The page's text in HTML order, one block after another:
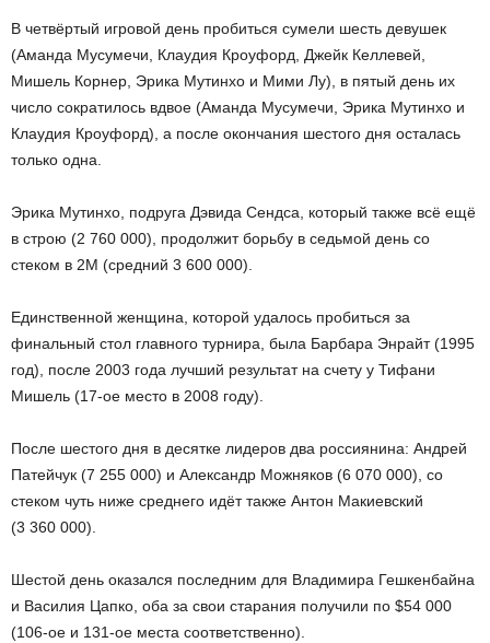
В четвёртый игровой день пробиться сумели шесть девушек
(Аманда Мусумечи, Клаудия Кроуфорд, Джейк Келлевей,
Мишель Корнер, Эрика Мутинхо и Мими Лу), в пятый день их
число сократилось вдвое (Аманда Мусумечи, Эрика Мутинхо и
Клаудия Кроуфорд), а после окончания шестого дня осталась
только одна.
Эрика Мутинхо, подруга Дэвида Сендса, который также всё ещё
в строю (2 760 000), продолжит борьбу в седьмой день со
стеком в 2М (средний 3 600 000).
Единственной женщина, которой удалось пробиться за
финальный стол главного турнира, была Барбара Энрайт (1995
год), после 2003 года лучший результат на счету у Тифани
Мишель (17-ое место в 2008 году).
После шестого дня в десятке лидеров два россиянина: Андрей
Патейчук (7 255 000) и Александр Можняков (6 070 000), со
стеком чуть ниже среднего идёт также Антон Макиевский
(3 360 000).
Шестой день оказался последним для Владимира Гешкенбайна
и Василия Цапко, оба за свои старания получили по $54 000
(106-ое и 131-ое места соответственно).